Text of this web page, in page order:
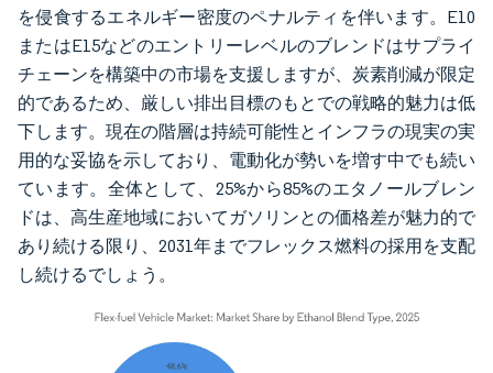
を侵食するエネルギー密度のペナルティを伴います。E10
またはE15などのエントリーレベルのブレンドはサプライ
チェーンを構築中の市場を支援しますが、炭素削減が限定
的であるため、厳しい排出目標のもとでの戦略的魅力は低
下します。現在の階層は持続可能性とインフラの現実の実
用的な妥協を示しており、電動化が勢いを増す中でも続い
ています。全体として、25%から85%のエタノールブレン
ドは、高生産地域においてガソリンとの価格差が魅力的で
あり続ける限り、2031年までフレックス燃料の採用を支配
し続けるでしょう。